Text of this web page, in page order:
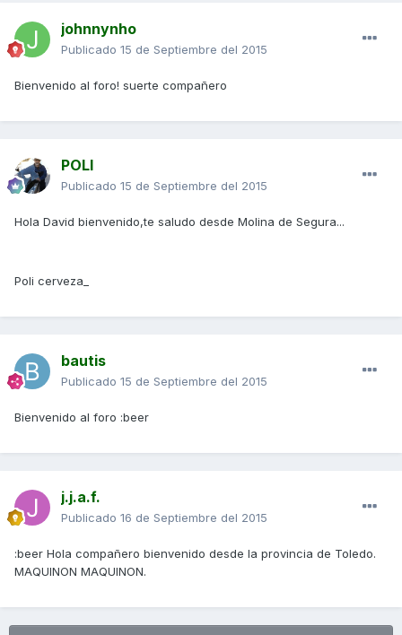
johnnynho
Publicado 15 de Septiembre del 2015
Bienvenido al foro! suerte compañero
POLI
Publicado 15 de Septiembre del 2015
Hola David bienvenido,te saludo desde Molina de Segura...
Poli cerveza_
bautis
Publicado 15 de Septiembre del 2015
Bienvenido al foro :beer
j.j.a.f.
Publicado 16 de Septiembre del 2015
:beer Hola compañero bienvenido desde la provincia de Toledo.
MAQUINON MAQUINON.